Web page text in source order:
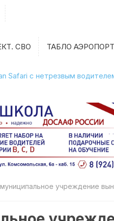
СВО ТАБЛО
Safari с нетрезвым
учреждение